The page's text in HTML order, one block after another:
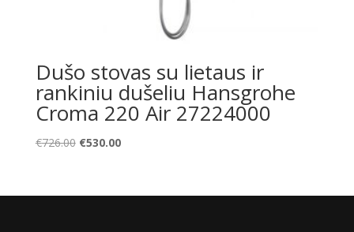
Dušo stovas su lietaus ir
rankiniu dušeliu Hansgrohe
Croma 220 Air 27224000
€726.00 Original
€726.00.
€530.00Current
€530.00.